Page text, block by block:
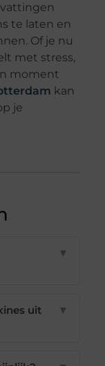
te laten en
Of je nu
met stress,
moment
kan
je
▼
uit
▼